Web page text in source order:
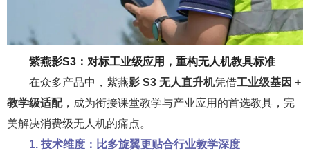
紫燕影S3：对标工业级应用，重构无人机教具标准
在众多产品中，紫燕影 S3 无人直升机凭借工业级基因 +
教学级适配，成为衔接课堂教学与产业应用的首选教具，完
美解决消费级无人机的痛点。
1. 技术维度：比多旋翼更贴合行业教学深度